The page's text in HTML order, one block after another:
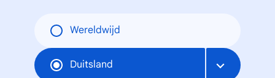
Wereldwijd
Duitsland